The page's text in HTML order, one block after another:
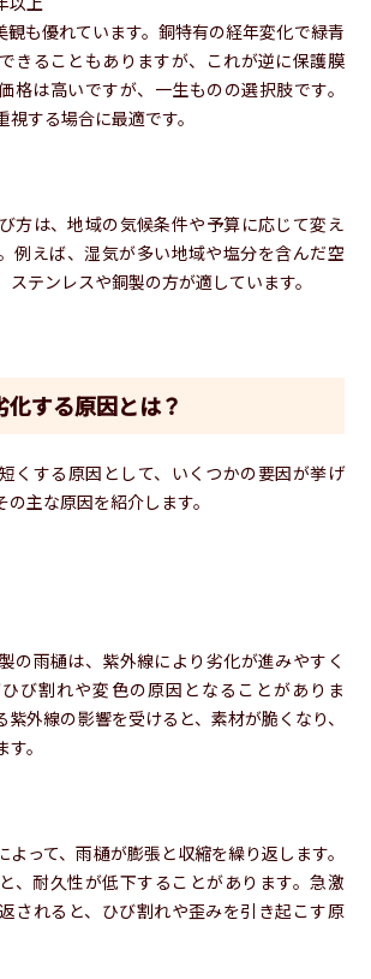
観も優れています。銅特有の経年変化で緑青
きることもありますが、これが逆に保護膜
格は高いですが、一生ものの選択肢です。
する場合に最適です。
方は、地域の気候条件や予算に応じて変え
例えば、湿気が多い地域や塩分を含んだ空
テンレスや銅製の方が適しています。
化する原因とは？
くする原因として、いくつかの要因が挙げ
主な原因を紹介します。
の雨樋は、紫外線により劣化が進みやすく
び割れや変色の原因となることがありま
外線の影響を受けると、素材が脆くなり、
。
よって、雨樋が膨張と収縮を繰り返します。
、耐久性が低下することがあります。急激
されると、ひび割れや歪みを引き起こす原